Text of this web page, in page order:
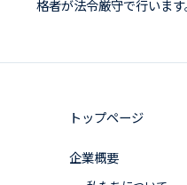
格者が法令厳守で行います
トップページ
企業概要